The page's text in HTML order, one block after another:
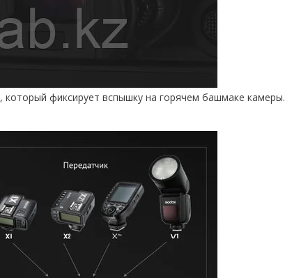
, который фиксирует вспышку на горячем башмаке камеры.